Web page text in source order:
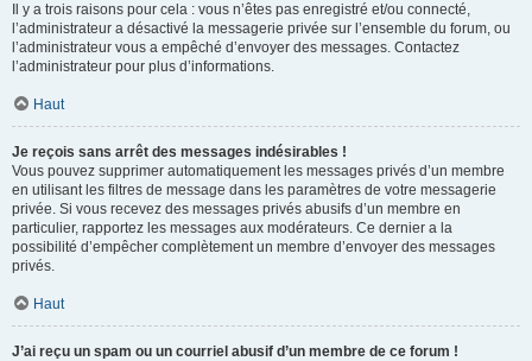
Il y a trois raisons pour cela : vous n’êtes pas enregistré et/ou connecté,
l’administrateur a désactivé la messagerie privée sur l’ensemble du forum, ou
l’administrateur vous a empêché d’envoyer des messages. Contactez
l’administrateur pour plus d’informations.
Haut
Je reçois sans arrêt des messages indésirables !
Vous pouvez supprimer automatiquement les messages privés d’un membre
en utilisant les filtres de message dans les paramètres de votre messagerie
privée. Si vous recevez des messages privés abusifs d’un membre en
particulier, rapportez les messages aux modérateurs. Ce dernier a la
possibilité d’empêcher complètement un membre d’envoyer des messages
privés.
Haut
J’ai reçu un spam ou un courriel abusif d’un membre de ce forum !